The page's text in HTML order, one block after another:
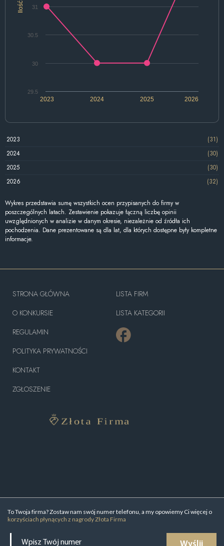
Ilość
2024 2026
2023 2025
29.5
30
30.5
31
2023
(31)
2024
(30)
2025
(30)
2026
(32)
Wykres przedstawia sumę wszystkich ocen przypisanych do firmy w
poszczególnych latach. Zestawienie pokazuje łączną liczbę opinii
uwzględnionych w analizie w danym okresie, niezależnie od źródła ich
pochodzenia. Dane prezentowane są dla lat, dla których dostępne były kompletne
informacje.
To Twoja firma? Zostaw nam swój numer telefonu, a my opowiemy Ci więcej o
korzyściach płynących z nagrody Złota Firma
Wyślij
STRONA GŁÓWNA
O KONKURSIE
REGULAMIN
POLITYKA PRYWATNOŚCI
KONTAKT
ZGŁOSZENIE
LISTA FIRM
LISTA KATEGORII